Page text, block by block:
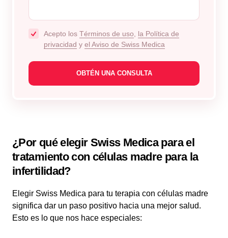
Acepto los Términos de uso
la Política de
privacidad y el Aviso de Swiss Medica
¿Por qué elegir Swiss Medica para el
tratamiento con células madre para la
infertilidad?
Elegir Swiss Medica para tu terapia con células madre
significa dar un paso positivo hacia una mejor salud.
Esto es lo que nos hace especiales: